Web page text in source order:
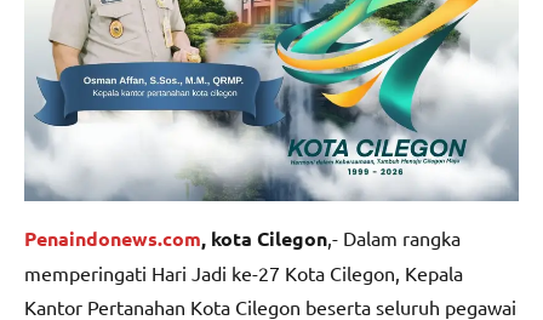
Penaindonews.com, kota Cilegon ,- Dalam rangka
memperingati Hari Jadi ke-27 Kota Cilegon, Kepala
Kantor Pertanahan Kota Cilegon beserta seluruh pegawai